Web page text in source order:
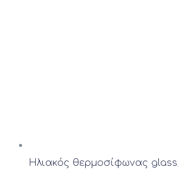
Ηλιακός θερμοσίφωνας